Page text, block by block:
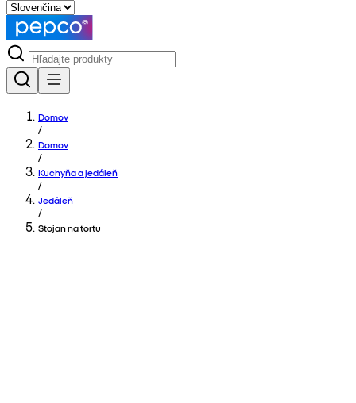
Domov
/
Domov
/
Kuchyňa a jedáleň
/
Jedáleň
/
Stojan na tortu